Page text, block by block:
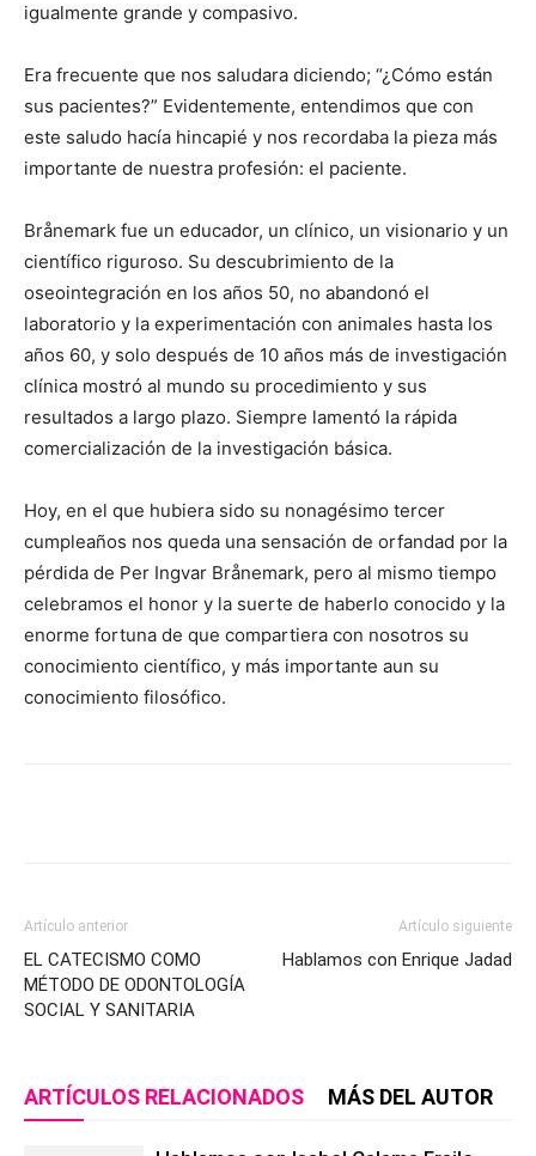
igualmente grande y compasivo.
Era frecuente que nos saludara diciendo; “¿Cómo están
sus pacientes?” Evidentemente, entendimos que con
este saludo hacía hincapié y nos recordaba la pieza más
importante de nuestra profesión: el paciente.
Brånemark fue un educador, un clínico, un visionario y un
científico riguroso. Su descubrimiento de la
oseointegración en los años 50, no abandonó el
laboratorio y la experimentación con animales hasta los
años 60, y solo después de 10 años más de investigación
clínica mostró al mundo su procedimiento y sus
resultados a largo plazo. Siempre lamentó la rápida
comercialización de la investigación básica.
Hoy, en el que hubiera sido su nonagésimo tercer
cumpleaños nos queda una sensación de orfandad por la
pérdida de Per Ingvar Brånemark, pero al mismo tiempo
celebramos el honor y la suerte de haberlo conocido y la
enorme fortuna de que compartiera con nosotros su
conocimiento científico, y más importante aun su
conocimiento filosófico.
Artículo anterior
EL CATECISMO COMO
MÉTODO DE ODONTOLOGÍA
SOCIAL Y SANITARIA
Artículo siguiente
Hablamos con Enrique Jadad
ARTÍCULOS RELACIONADOS MÁS DEL AUTOR